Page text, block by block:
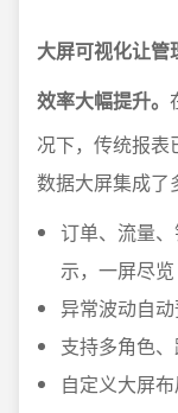
大屏可视化让
效率大幅提升。
况下，传统报表
数据大屏集成了
订单、流量
示，一屏尽览
异常波动自
支持多角色
自定义大屏